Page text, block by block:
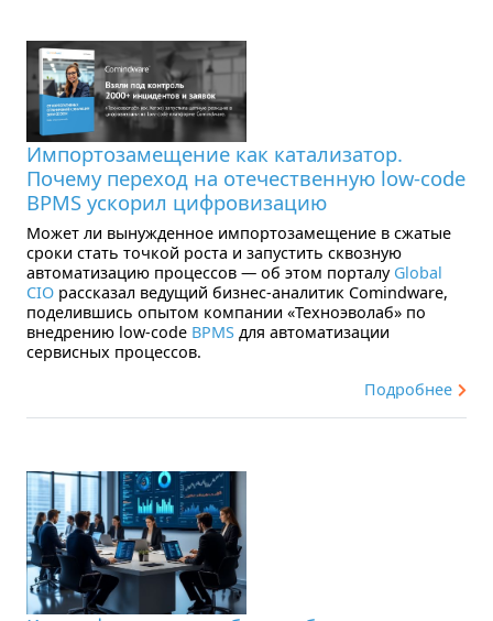
Импортозамещение как катализатор.
Почему переход на отечественную low-code
BPMS ускорил цифровизацию
Может ли вынужденное импортозамещение в сжатые
сроки стать точкой роста и запустить сквозную
автоматизацию процессов — об этом порталу Global
CIO рассказал ведущий бизнес-аналитик Comindware,
поделившись опытом компании «Техноэволаб» по
внедрению low-code BPMS для автоматизации
сервисных процессов.
Подробнее